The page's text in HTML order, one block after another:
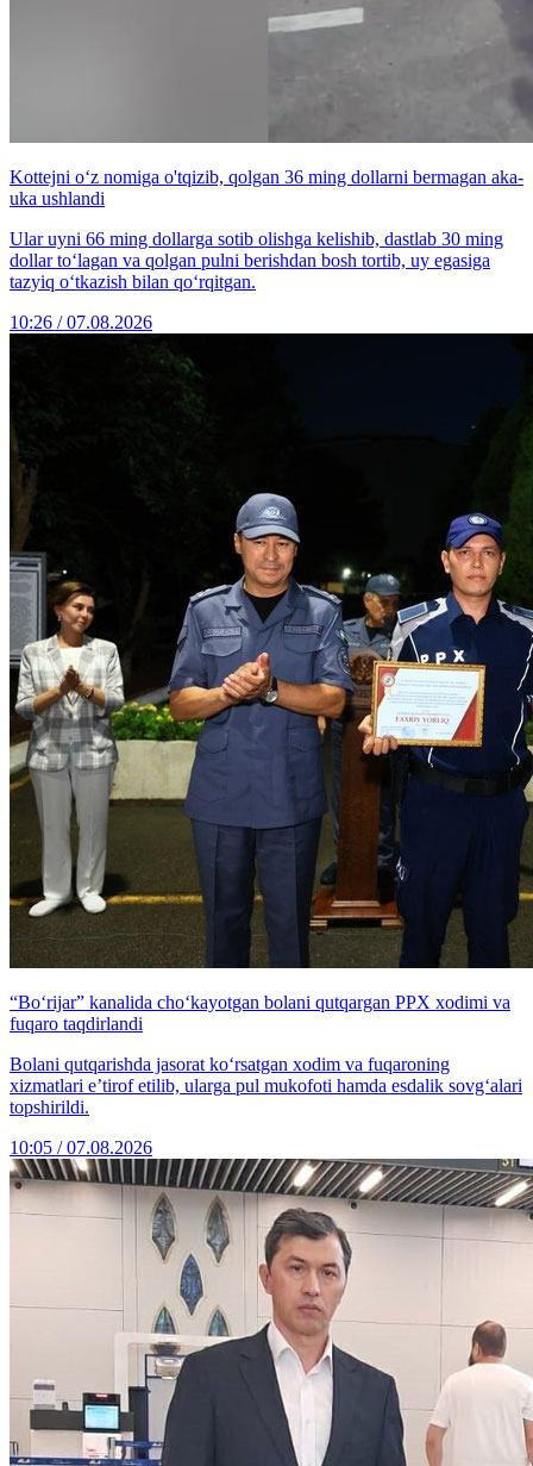
Kottejni o‘z nomiga o'tqizib, qolgan 36 ming dollarni bermagan aka-
uka ushlandi
Ular uyni 66 ming dollarga sotib olishga kelishib, dastlab 30 ming
dollar to‘lagan va qolgan pulni berishdan bosh tortib, uy egasiga
tazyiq o‘tkazish bilan qo‘rqitgan.
10:26 / 07.08.2026
“Bo‘rijar” kanalida cho‘kayotgan bolani qutqargan PPX xodimi va
fuqaro taqdirlandi
Bolani qutqarishda jasorat ko‘rsatgan xodim va fuqaroning
xizmatlari e’tirof etilib, ularga pul mukofoti hamda esdalik sovg‘alari
topshirildi.
10:05 / 07.08.2026